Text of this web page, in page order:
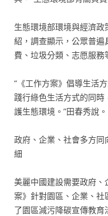
生態環境部環境與經濟
紹，調查顯示，公眾普
費、垃圾分類、志愿服務
“《工作方案》倡導生活
踐行綠色生活方式的同
護生態環境。”田春秀說。
政府、企業、社會多方
細
美麗中國建設需要政府
案》針對園區、企業、
了園區減污降碳宣傳教